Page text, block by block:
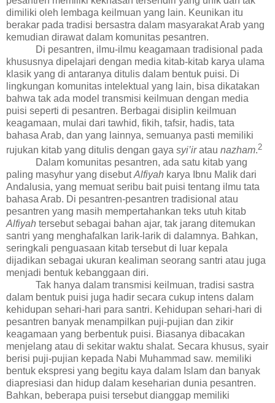
dimiliki oleh lembaga keilmuan yang lain. Keunikan itu
berakar pada tradisi bersastra dalam masyarakat Arab yang
kemudian dirawat dalam komunitas pesantren.
Di pesantren, ilmu-ilmu keagamaan tradisional pada
khususnya dipelajari dengan media kitab-kitab karya ulama
klasik yang di antaranya ditulis dalam bentuk puisi. Di
lingkungan komunitas intelektual yang lain, bisa dikatakan
bahwa tak ada model transmisi keilmuan dengan media
puisi seperti di pesantren. Berbagai disiplin keilmuan
keagamaan, mulai dari tawhid, fikih, tafsir, hadis, tata
bahasa Arab, dan yang lainnya, semuanya pasti memiliki
rujukan kitab yang ditulis dengan gaya syi’iratau nazham.2
Dalam komunitas pesantren, ada satu kitab yang
paling masyhur yang disebutAlfiyah karya Ibnu Malik dari
Andalusia, yang memuat seribu baitpuisi tentang ilmu tata
bahasa Arab. Di pesantren-pesantren tradisional atau
pesantren yang masih mempertahankan teks utuh kitab
Alfiyah tersebut sebagai bahan ajar, tak jarang ditemukan
santri yang menghafalkan larik-larik di dalamnya. Bahkan,
seringkali penguasaan kitab tersebut di luar kepala
dijadikan sebagai ukuran kealiman seorang santri atau juga
menjadi bentuk kebanggaan diri.
Tak hanya dalam transmisi keilmuan, tradisi sastra
dalam bentuk puisi juga hadir secara cukup intens dalam
kehidupan sehari-hari para santri. Kehidupan sehari-hari di
pesantren banyak menampilkan puji-pujian dan zikir
keagamaan yang berbentuk puisi. Biasanya dibacakan
menjelang atau di sekitar waktu shalat. Secara khusus, syair
berisi puji-pujian kepada Nabi Muhammad saw. memiliki
bentuk ekspresi yang begitu kaya dalam Islam dan banyak
diapresiasi dan hidup dalam keseharian dunia pesantren.
Bahkan, beberapa puisi tersebut dianggap memiliki